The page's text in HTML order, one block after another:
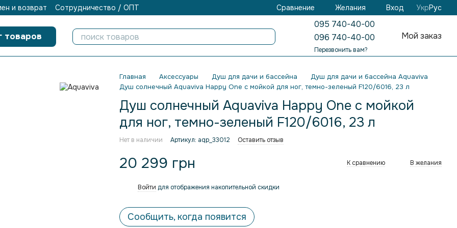
и возврат Сотрудничество / ОПТ Сравнение Желания Вход УкрРус
товаров
095 740-40-00
096 740-40-00
Перезвонить вам?
Мой заказ
Главная Аксессуары Душ для дачи и бассейна
Душ для дачи и бассейна Aquaviva
Душ солнечный Aquaviva Happy One с мойкой для ног, темно-зеленый F120/6016, 23 л
Душ солнечный Aquaviva Happy One с мойкой
для ног, темно-зеленый F120/6016, 23 л
Нет в наличии Артикул: aqp_33012 Оставить отзыв
20 299 грн К сравнению В желания
Войти для отображения накопительной скидки
Сообщить, когда появится